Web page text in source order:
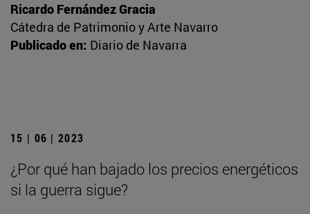
Ricardo Fernández Gracia
Cátedra de Patrimonio y Arte Navarro
Publicado en: Diario de Navarra
15 | 06 | 2023
¿Por qué han bajado los precios energéticos
si la guerra sigue?